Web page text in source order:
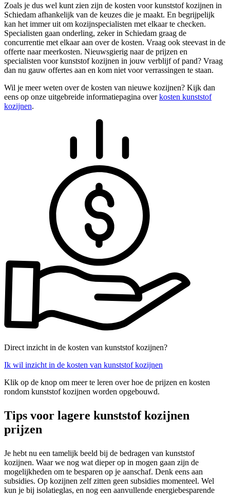
Zoals je dus wel kunt zien zijn de kosten voor kunststof kozijnen in
Schiedam afhankelijk van de keuzes die je maakt. En begrijpelijk
kan het immer uit om kozijnspecialisten met elkaar te checken.
Specialisten gaan onderling, zeker in Schiedam graag de
concurrentie met elkaar aan over de kosten. Vraag ook steevast in de
offerte naar meerkosten. Nieuwsgierig naar de prijzen en
specialisten voor kunststof kozijnen in jouw verblijf of pand? Vraag
dan nu gauw offertes aan en kom niet voor verrassingen te staan.
Wil je meer weten over de kosten van nieuwe kozijnen? Kijk dan
eens op onze uitgebreide informatiepagina overkosten kunststof
kozijnen.
Direct inzicht in de kosten van kunststof kozijnen?
Ik wil inzicht in de kosten van kunststof kozijnen
Klik op de knop om meer te leren over hoe de prijzen en kosten
rondom kunststof kozijnen worden opgebouwd.
Tips voor lagere kunststof kozijnen
prijzen
Je hebt nu een tamelijk beeld bij de bedragen van kunststof
kozijnen. Waar we nog wat dieper op in mogen gaan zijn de
mogelijkheden om te besparen op je aanschaf. Denk eens aan
subsidies. Op kozijnen zelf zitten geen subsidies momenteel. Wel
kun je bij isolatieglas, en nog een aanvullende energiebesparende